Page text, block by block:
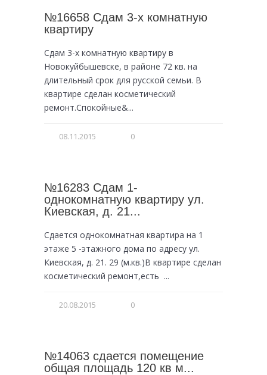
№16658 Сдам 3-х комнатную
квартиру
Сдам 3-х комнатную квартиру в
Новокуйбышевске, в районе 72 кв. на
длительный срок для русской семьи. В
квартире сделан косметический
ремонт.Спокойные&...
08.11.2015 0
№16283 Сдам 1-
однокомнатную квартиру ул.
Киевская, д. 21...
Сдается однокомнатная квартира на 1
этаже 5 -этажного дома по адресу ул.
Киевская, д. 21. 29 (м.кв.)В квартире сделан
косметический ремонт,есть ...
20.08.2015 0
№14063 сдается помещение
общая площадь 120 кв м...